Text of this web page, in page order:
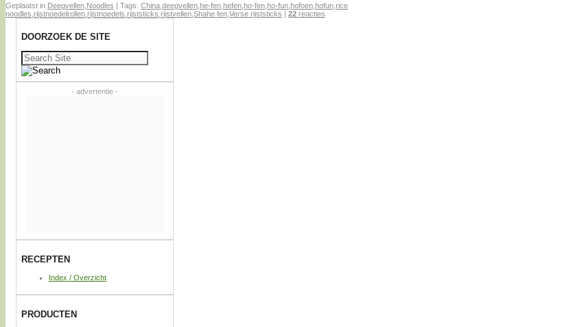
Geplaatst in Deegvellen Noodles | Tags: China deegvellen he-fen hefen ho-fen ho-fun hofoen hofun rice
noodles rijstnoedelrollen rijstnoedels rijststicks rijstvellen Shahe fen Verse rijststicks | 22 reacties
DOORZOEK DE SITE
Zoeken
naar:
- advertentie -
RECEPTEN
Index / Overzicht
PRODUCTEN